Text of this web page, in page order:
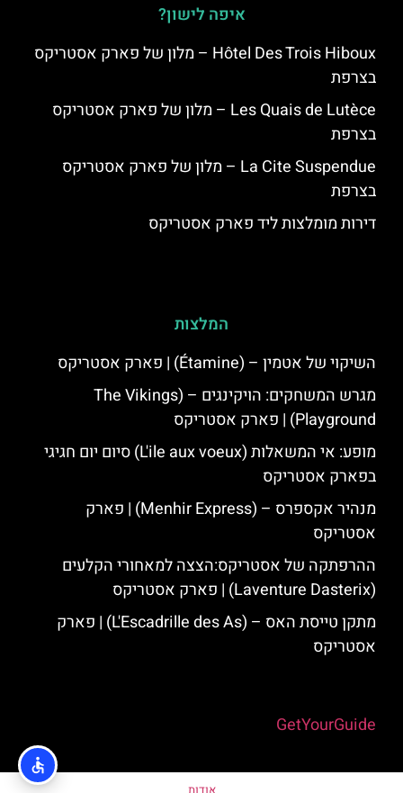
איפה לישון?
Hôtel Des Trois Hiboux – מלון של פארק אסטריקס
בצרפת
Les Quais de Lutèce – מלון של פארק אסטריקס
בצרפת
La Cite Suspendue – מלון של פארק אסטריקס
בצרפת
דירות מומלצות ליד פארק אסטריקס
המלצות
השיקוי של אטמין – (Étamine) | פארק אסטריקס
מגרש המשחקים: הויקינגים – (The Vikings
Playground) | פארק אסטריקס
מופע: אי המשאלות (L'ile aux voeux) סיום יום חגיגי
בפארק אסטריקס
מנהיר אקספרס – (Menhir Express) | פארק
אסטריקס
ההרפתקה של אסטריקס:הצצה למאחורי הקלעים
(Laventure Dasterix) | פארק אסטריקס
מתקן טייסת האס – (L'Escadrille des As) | פארק
אסטריקס
GetYourGuide